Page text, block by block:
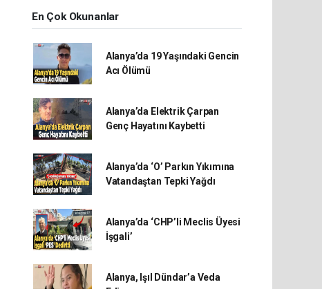
En Çok Okunanlar
Alanya’da 19 Yaşındaki Gencin
Acı Ölümü
Alanya’da Elektrik Çarpan
Genç Hayatını Kaybetti
Alanya’da ‘O’ Parkın Yıkımına
Vatandaştan Tepki Yağdı
Alanya’da ‘CHP’li Meclis Üyesi
İşgali’
Alanya, Işıl Dündar’a Veda